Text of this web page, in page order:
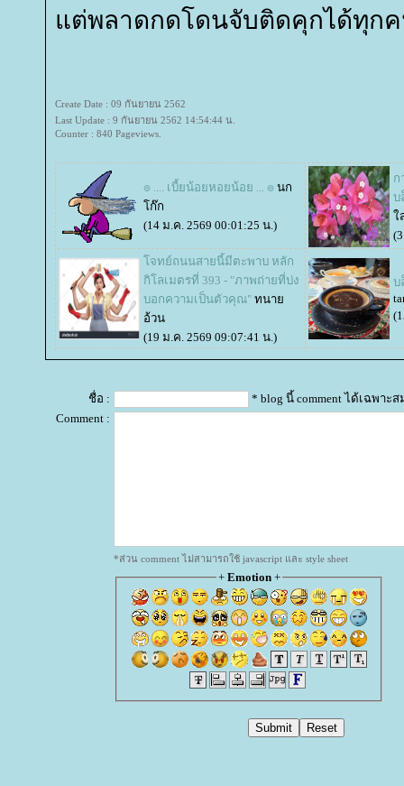
ต่พลาดกดโดนจับติดคุกได้ทุก
Create Date : 09 กันยายน 2562
Last Update : 9 กันยายน 2562 14:54:44 น.
Counter : 840 Pageviews.
๏ .... เบี้ยน้อยหอยน้อย ... ๏ นก
ก๊ก
(14 ม.ค. 2569 00:01:25 น.)
ก
บ
ส
จทย์ถนนสายนี้มีตะพาบ หลัก
กิโลเมตรที่ 393 - "ภาพถ่ายที่บ่ง
บอกความเป็นตัวคุณ" ทนา
อ้วน
(19 ม.ค. 2569 09:07:41 น.)
บ
ชื่อ :
* blog นี้ comment ได้เฉพาะ
Comment :
*ส่วน comment ไม่สามารถใช้ javascript และ style sheet
+ Emotion+